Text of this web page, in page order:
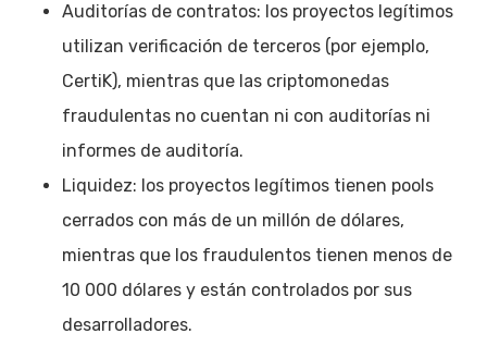
Auditorías de contratos: los proyectos legítimos
utilizan verificación de terceros (por ejemplo,
CertiK), mientras que las criptomonedas
fraudulentas no cuentan ni con auditorías ni
informes de auditoría.
Liquidez: los proyectos legítimos tienen pools
cerrados con más de un millón de dólares,
mientras que los fraudulentos tienen menos de
10 000 dólares y están controlados por sus
desarrolladores.